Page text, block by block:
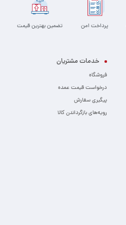
پرداخت امن تضمین بهترین قیمت
خدمات مشتریان
فروشگاه
درخواست قیمت عمده
پیگیری سفارش
رویه‌های بازگرداندن کالا